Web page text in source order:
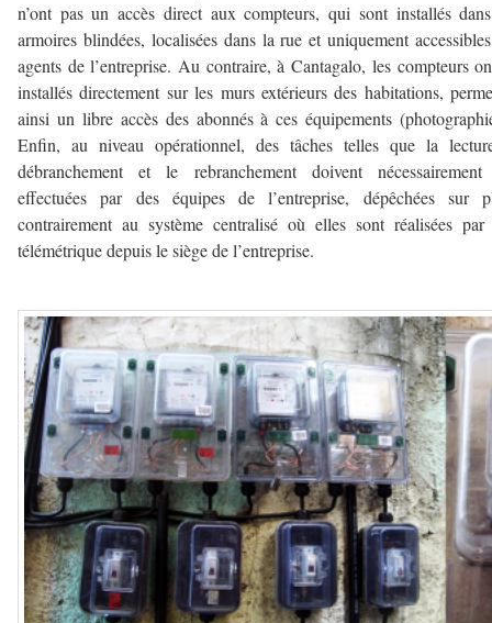
n’ont pas un accès direct aux compteurs, qui sont installés
armoires blindées, localisées dans la rue et uniquement
agents de l’entreprise. Au contraire, à Cantagalo, les compteurs
installés directement sur les murs extérieurs des habitations,
ainsi un libre accès des abonnés à ces équipements
Enfin, au niveau opérationnel, des tâches telles que la
débranchement et le rebranchement doivent
effectuées par des équipes de l’entreprise, dépêchées sur
contrairement au système centralisé où elles sont réalisées par
télémétrique depuis le siège de l’entreprise.